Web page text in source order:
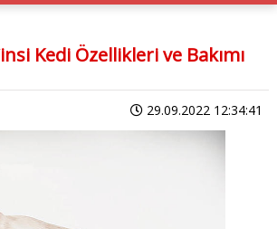
Kedi Özellikleri ve Bakımı
29.09.2022 12:34:41